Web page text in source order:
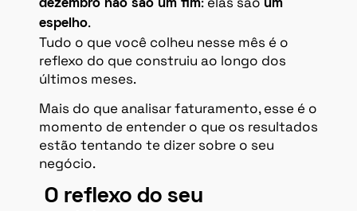
dezembro não são um fim
um
espelho.
Tudo o que você colheu nesse mês é o
reflexo do que construiu ao longo dos
últimos meses.
Mais do que analisar faturamento, esse é o
momento de entender o que os resultados
estão tentando te dizer sobre o seu
negócio.
O reflexo do seu